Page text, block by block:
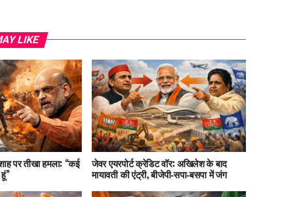
LIKE
पर तीखा हमला: “कई जेवर एयरपोर्ट क्रेडिट वॉर: अखिलेश के बाद
मायावती की एंट्री, बीजेपी‑सपा‑बसपा में जंग